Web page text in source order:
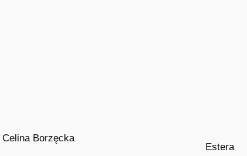
Celina Borzęcka
Estera